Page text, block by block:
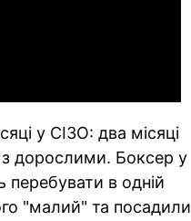
у СІЗО: два місяці
з дорослими. Боксер у
в одній
"малий" та посадили